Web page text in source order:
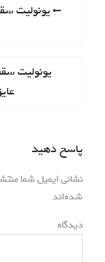
ن
و
ت
P
i
p
s
یونولیت
N
s
یونولیت
پاسخ دهید
نشانی ایمیل شما
شده‌اند
دیدگاه